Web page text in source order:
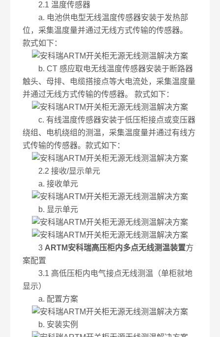
2.1 温度传感器
a. 电池供电型无线温度传感器安装于发热部
位，采集温度量并通过无线方式传输的传感器。
款式如下：
b. CT 感应取电无线温度传感器安装于断路器
触头、母排、电缆搭接点等大电流处，采集温度量
并通过无线方式传输的传感器。 款式如下：
c. 有线温度传感器安装于低压柜接点或变压器
绕组、电机绕组的测温，采集温度量并通过有线方
式传输的传感器。款式如下：
2.2 接收/显示单元
a. 接收单元
b. 显示单元
3 ARTM安科瑞高压柜内多点无线测温装置方
案配置
3.1 高低压柜内电气接点无线测温（单柜就地
显示）
a. 配置方案
b. 安装实例